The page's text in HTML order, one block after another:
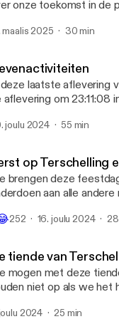
onze toekomst in de
we terugblikken op
eerst gebruik van
maalis 2025 30 min
laatste aflevering
aflevering om 23:11:08
bespreking van de
joulu 2024 55 min
op Terschelling
brengen deze
aan alle
Niet alleen
252 16. joulu 2024
tiende van
mogen met deze
niet op als we het
2024 25 min